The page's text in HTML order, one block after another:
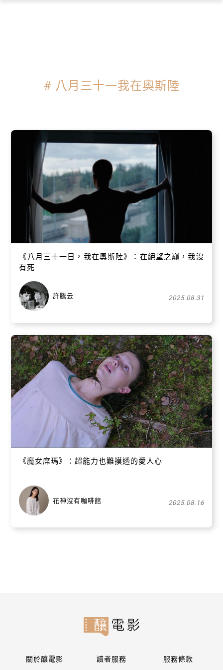
# 八月三十一我在奧斯陸
《八月三十一日，我在奧斯陸》：在絕望之巔，我沒
有死
許騰云 2025.08.31
《魔女席瑪》：超能力也難摸透的愛人心
花神沒有咖啡館 2025.08.16
關於釀電影 讀者服務 服務條款
關閉